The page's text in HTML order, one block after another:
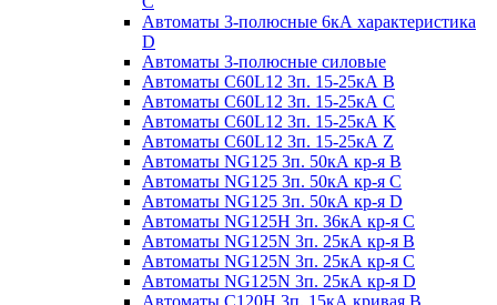
Автоматы 3-полюсные 6кА характеристика
D
Автоматы 3-полюсные силовые
Автоматы C60L12 3п. 15-25кА B
Автоматы C60L12 3п. 15-25кА C
Автоматы C60L12 3п. 15-25кА K
Автоматы C60L12 3п. 15-25кА Z
Автоматы NG125 3п. 50кА кр-я B
Автоматы NG125 3п. 50кА кр-я C
Автоматы NG125 3п. 50кА кр-я D
Автоматы NG125H 3п. 36кА кр-я C
Автоматы NG125N 3п. 25кА кр-я B
Автоматы NG125N 3п. 25кА кр-я C
Автоматы NG125N 3п. 25кА кр-я D
Автоматы С120Н 3п. 15кА кривая B